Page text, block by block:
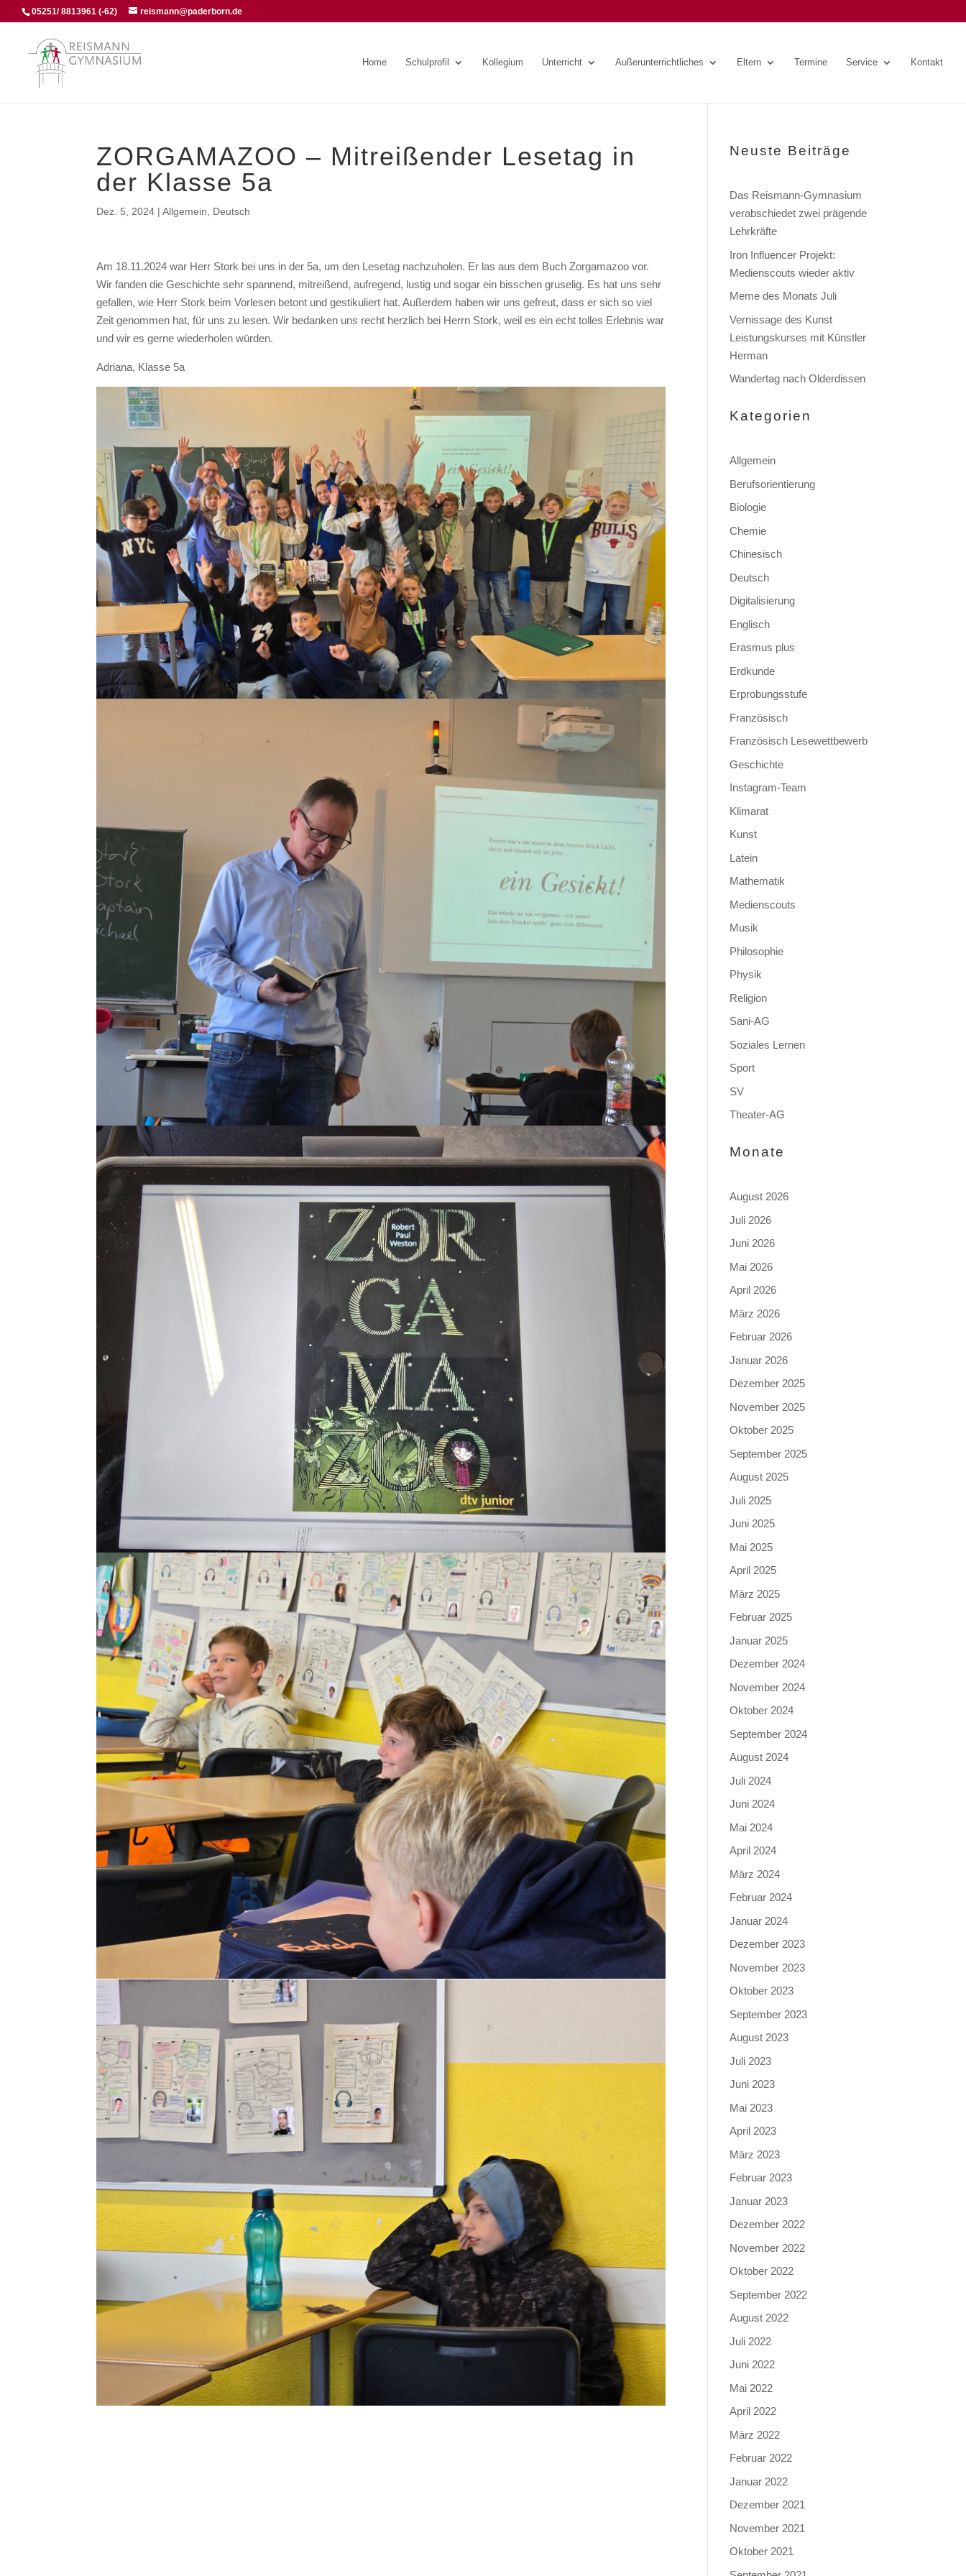
05251/ 8813961 (-62) reismann@paderborn.de
Home Schulprofil Kollegium Unterricht Außerunterrichtliches Eltern Termine Service Kontakt
ZORGAMAZOO – Mitreißender Lesetag in
der Klasse 5a
Dez. 5, 2024 |Allgemein Deutsch
Am 18.11.2024 war Herr Stork bei uns in der 5a, um den Lesetag nachzuholen. Er las aus dem Buch Zorgamazoo vor.
Wir fanden die Geschichte sehr spannend, mitreißend, aufregend, lustig und sogar ein bisschen gruselig. Es hat uns sehr
gefallen, wie Herr Stork beim Vorlesen betont und gestikuliert hat. Außerdem haben wir uns gefreut, dass er sich so viel
Zeit genommen hat, für uns zu lesen. Wir bedanken uns recht herzlich bei Herrn Stork, weil es ein echt tolles Erlebnis war
und wir es gerne wiederholen würden.
Adriana, Klasse 5a
Neuste Beiträge
Das Reismann-Gymnasium
verabschiedet zwei prägende
Lehrkräfte
Iron Influencer Projekt:
Medienscouts wieder aktiv
Meme des Monats Juli
Vernissage des Kunst
Leistungskurses mit Künstler
Herman
Wandertag nach Olderdissen
Kategorien
Allgemein
Berufsorientierung
Biologie
Chemie
Chinesisch
Deutsch
Digitalisierung
Englisch
Erasmus plus
Erdkunde
Erprobungsstufe
Französisch
Französisch Lesewettbewerb
Geschichte
Instagram-Team
Klimarat
Kunst
Latein
Mathematik
Medienscouts
Musik
Philosophie
Physik
Religion
Sani-AG
Soziales Lernen
Sport
SV
Theater-AG
Monate
August 2026
Juli 2026
Juni 2026
Mai 2026
April 2026
März 2026
Februar 2026
Januar 2026
Dezember 2025
November 2025
Oktober 2025
September 2025
August 2025
Juli 2025
Juni 2025
Mai 2025
April 2025
März 2025
Februar 2025
Januar 2025
Dezember 2024
November 2024
Oktober 2024
September 2024
August 2024
Juli 2024
Juni 2024
Mai 2024
April 2024
März 2024
Februar 2024
Januar 2024
Dezember 2023
November 2023
Oktober 2023
September 2023
August 2023
Juli 2023
Juni 2023
Mai 2023
April 2023
März 2023
Februar 2023
Januar 2023
Dezember 2022
November 2022
Oktober 2022
September 2022
August 2022
Juli 2022
Juni 2022
Mai 2022
April 2022
März 2022
Februar 2022
Januar 2022
Dezember 2021
November 2021
Oktober 2021